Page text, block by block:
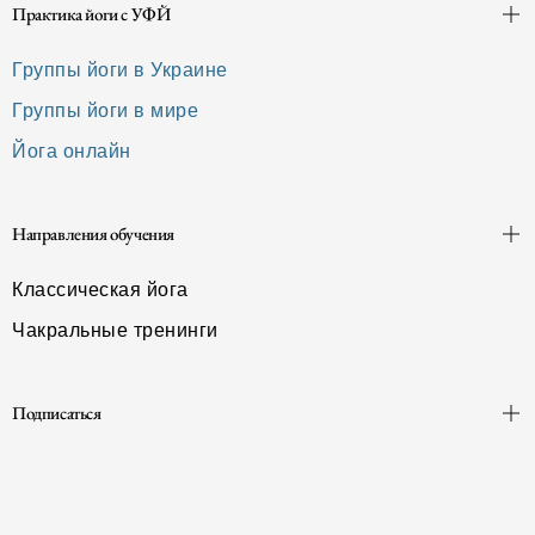
Практика йоги с УФЙ
Группы йоги в Украине
Группы йоги в мире
Йога онлайн
Направления обучения
Классическая йога
Чакральные тренинги
Подписаться